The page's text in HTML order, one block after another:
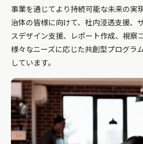
事業を通じてより持続可能な未来の実
治体の皆様に向けて、社内浸透支援、
スデザイン支援、レポート作成、視察
様々なニーズに応じた共創型プログラ
しています。